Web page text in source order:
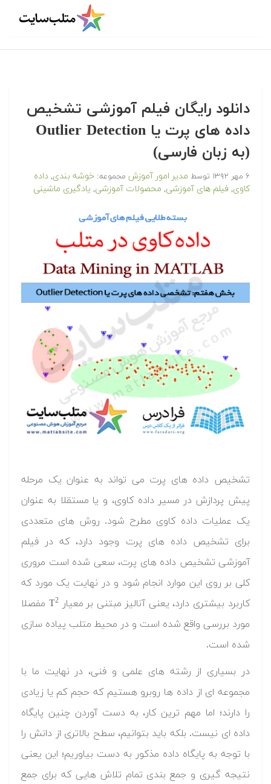
دانلود رایگان فیلم آموزشی تشخیص
داده های پرت یا Outlier Detection
(به زبان فارسی)
۶ مهر ۱۳۹۲ توسط مدیر امور آموزش مجموعه: خوشه بندی, داده
کاوی, فیلم های آموزشی, محصولات آموزشی, یادگیری ماشینی
تشخیص داده های پرت می تواند به عنوان یک مرحله
پیش پردازش در مسیر داده کاوی، و یا مستقلا به عنوان
یک عملیات داده کاوی مطرح شود. روش های متعددی
برای تشخیص داده های پرت وجود دارد، که در فیلم
آموزشی تشخیص داده های پرت، سعی شده است مروری
کلی بر روی این موارد انجام شود و در نهایت یک مورد که
کاربرد بیشتری دارد، یعنی آنالیز مبتنی بر معیار T2
مفصلا
مورد بررسی واقع شده است و در محیط متلب پیاده سازی
شده است.
در بسیاری از رشته های علمی و فنی، در نهایت ما با
مجموعه ای از داده ها روبرو هستیم که حجم کم یا زیادی
را دارند؛ اما مهم ترین کار، به دست آوردن چنین پایگاه
داده ای نیست. بلکه باید بتوانیم، سطح بالاتری از دانش را
با توجه به پایگاه داده مذکور به دست بیاوریم؛ این یعنی
نتیجه گیری و جمع بندی تمام تلاش هایی که برای جمع